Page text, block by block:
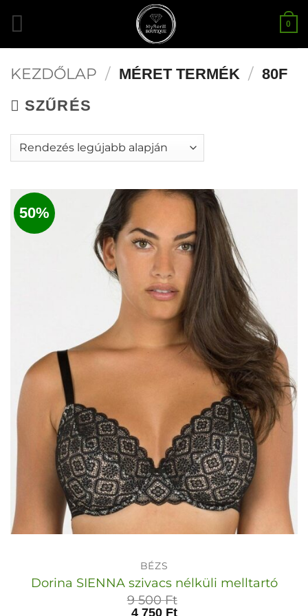
Skip
to
0
KEZDŐLAP / MÉRET TERMÉK / 80F
SZŰRÉS
50%
BÉZS
Dorina SIENNA szivacs nélküli melltartó
9 500Ft
4 750 Ft